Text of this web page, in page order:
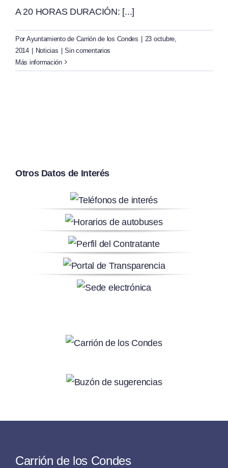
A 20 HORAS DURACIÓN: [...]
Por Ayuntamiento de Carrión de los Condes
23 octubre,
2014
Noticias
Sin comentarios
Más información
Otros Datos de Interés
Carrión de los Condes